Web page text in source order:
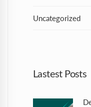
Uncategorized
Lastest Posts